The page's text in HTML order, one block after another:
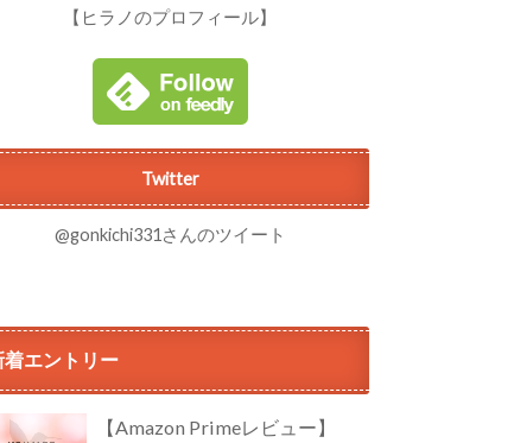
【ヒラノのプロフィール】
Twitter
@gonkichi331さんのツイート
着エントリー
【Amazon Primeレビュー】